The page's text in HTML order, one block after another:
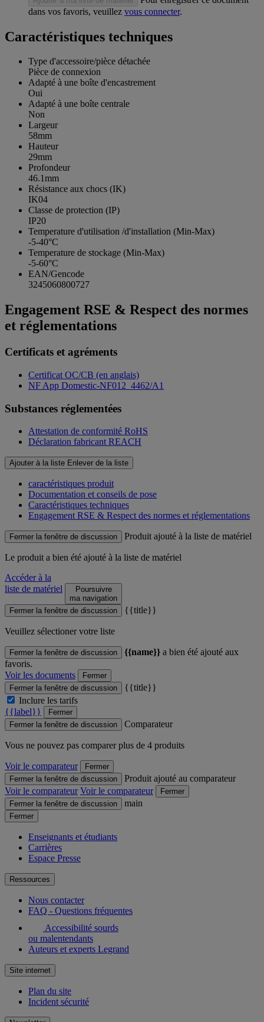
dans vos favoris, veuillez vous connecter.
Caractéristiques techniques
Type d'accessoire/pièce détachée
Pièce de connexion
Adapté à une boîte d'encastrement
Oui
Adapté à une boîte centrale
Non
Largeur
58mm
Hauteur
29mm
Profondeur
46.1mm
Résistance aux chocs (IK)
IK04
Classe de protection (IP)
IP20
Temperature d'utilisation /d'installation (Min-Max)
-5-40°C
Temperature de stockage (Min-Max)
-5-60°C
EAN/Gencode
3245060800727
Engagement RSE & Respect des normes
et réglementations
Certificats et agréments
Certificat OC/CB (en anglais)
NF App Domestic-NF012_4462/A1
Substances réglementées
Attestation de conformité RoHS
Déclaration fabricant REACH
Ajouter à la liste Enlever de la liste
caractéristiques produit
Documentation et conseils de pose
Caractéristiques techniques
Engagement RSE & Respect des normes et réglementations
Fermer la fenêtre de discussion Produit ajouté à la liste de matériel
Le produita bien été ajouté à la liste de matériel
Accéder à la
liste de matériel
Poursuivre
ma navigation
Fermer la fenêtre de discussion
{{title}}
Veuillez sélectioner votre liste
Fermer la fenêtre de discussion {{name}} a bien été ajouté aux
favoris.
Voir les documents
Fermer
Fermer la fenêtre de discussion
{{title}}
Inclure les tarifs
{{label}}
Fermer
Fermer la fenêtre de discussion
Comparateur
Vous ne pouvez pas comparer plus de 4 produits
Voir le comparateur
Fermer
Fermer la fenêtre de discussion
Produit ajouté au comparateur
Voir le comparateur Voir le comparateur
Fermer
Fermer la fenêtre de discussion
main
Fermer
Enseignants et étudiants
Carrières
Espace Presse
Ressources
Nous contacter
FAQ - Questions fréquentes
Accessibilité sourds
ou malentendants
Auteurs et experts Legrand
Site internet
Plan du site
Incident sécurité